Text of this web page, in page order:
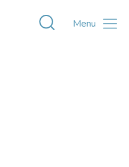
Toggle
Menu